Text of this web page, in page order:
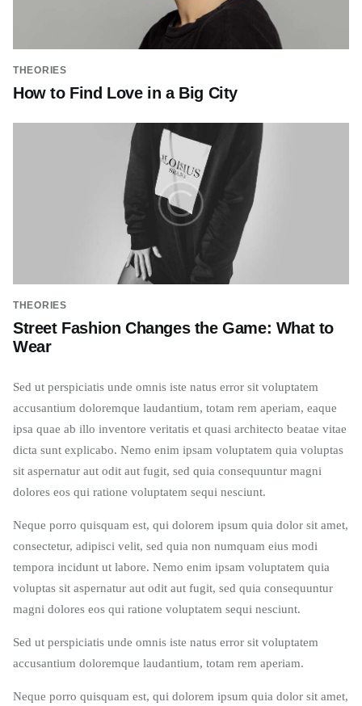
THEORIES
How to Find Love in a Big City
THEORIES
Street Fashion Changes the Game: What to
Wear
Sed ut perspiciatis unde omnis iste natus error sit voluptatem
accusantium doloremque laudantium, totam rem aperiam, eaque
ipsa quae ab illo inventore veritatis et quasi architecto beatae vitae
dicta sunt explicabo. Nemo enim ipsam voluptatem quia voluptas
sit aspernatur aut odit aut fugit, sed quia consequuntur magni
dolores eos qui ratione voluptatem sequi nesciunt.
Neque porro quisquam est, qui dolorem ipsum quia dolor sit amet,
consectetur, adipisci velit, sed quia non numquam eius modi
tempora incidunt ut labore. Nemo enim ipsam voluptatem quia
voluptas sit aspernatur aut odit aut fugit, sed quia consequuntur
magni dolores eos qui ratione voluptatem sequi nesciunt.
Sed ut perspiciatis unde omnis iste natus error sit voluptatem
accusantium doloremque laudantium, totam rem aperiam.
Neque porro quisquam est, qui dolorem ipsum quia dolor sit amet,